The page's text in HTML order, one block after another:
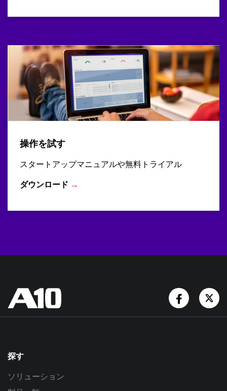
操作を試す
スタートアップマニュアルや無料トライアル
ダウンロード →
探す
ソリューション